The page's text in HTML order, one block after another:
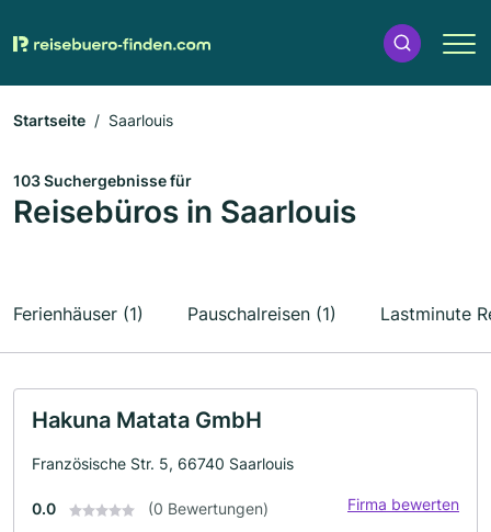
Startseite Saarlouis
103 Suchergebnisse für
Reisebüros in Saarlouis
Ferienhäuser (1) Pauschalreisen (1) Lastminute
Hakuna Matata GmbH
Französische Str. 5, 66740 Saarlouis
0.0 (0 Bewertungen) Firma bewerten